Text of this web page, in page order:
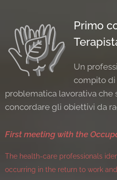
Primo
Un
compito
problematica lavorativa che
concordare gli obiettivi da
First meeting with the
The health-care professionals
occurring in the return to work